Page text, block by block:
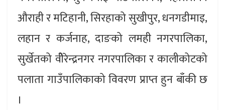
औराही र मटिहानी, सिरहाको सुखीपुर, धनगडीमाइ,
लहान र कर्जनाह, दाङको लमही नगरपालिका,
सुर्खेतको वीेरेन्द्रनगर नगरपालिका र कालीकोटको
पलाता गाउँपालिकाको विवरण प्राप्त हुन बाँकी छ
।